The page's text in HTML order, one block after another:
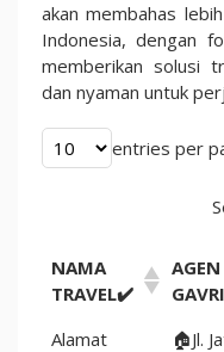
akan membahas
Indonesia, dengan
memberikan solusi
dan nyaman untuk
entries per
NAMA
TRAVEL✔️
Alamat
🏠Jl.